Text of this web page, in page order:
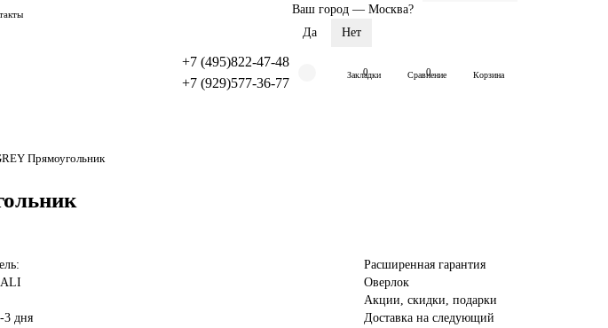
Ваш город — Москва?
+7 (495)822-47-48
+7 (929)577-36-77
0
Закладки 0
Сравнение Корзина
Прямоугольник
3 дня
Расширенная гарантия
Оверлок
Акции, скидки, подарки
Доставка на следующий